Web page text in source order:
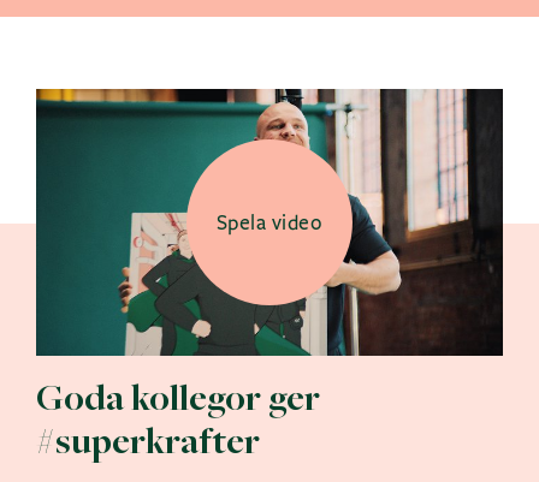
Goda kollegor ger
#superkrafter
Spela video